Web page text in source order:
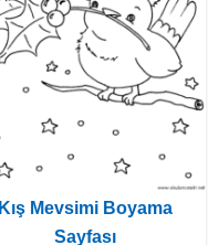
Kış Mevsimi Boyama
Sayfası